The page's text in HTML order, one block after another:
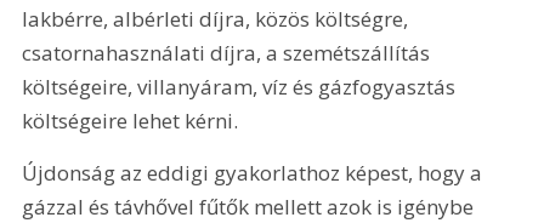
lakbérre, albérleti díjra, közös költségre,
csatornahasználati díjra, a szemétszállítás
költségeire, villanyáram, víz és gázfogyasztás
költségeire lehet kérni.
Újdonság az eddigi gyakorlathoz képest, hogy a
gázzal és távhővel fűtők mellett azok is igénybe